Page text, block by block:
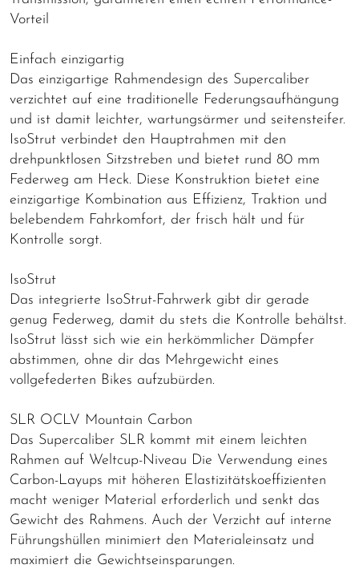
Vorteil
Einfach einzigartig
Das einzigartige Rahmendesign des Supercaliber
verzichtet auf eine traditionelle Federungsaufhängung
und ist damit leichter, wartungsärmer und seitensteifer.
IsoStrut verbindet den Hauptrahmen mit den
drehpunktlosen Sitzstreben und bietet rund 80 mm
Federweg am Heck. Diese Konstruktion bietet eine
einzigartige Kombination aus Effizienz, Traktion und
belebendem Fahrkomfort, der frisch hält und für
Kontrolle sorgt.
IsoStrut
Das integrierte IsoStrut-Fahrwerk gibt dir gerade
genug Federweg, damit du stets die Kontrolle behältst.
IsoStrut lässt sich wie ein herkömmlicher Dämpfer
abstimmen, ohne dir das Mehrgewicht eines
vollgefederten Bikes aufzubürden.
SLR OCLV Mountain Carbon
Das Supercaliber SLR kommt mit einem leichten
Rahmen auf Weltcup-Niveau Die Verwendung eines
Carbon-Layups mit höheren Elastizitätskoeffizienten
macht weniger Material erforderlich und senkt das
Gewicht des Rahmens. Auch der Verzicht auf interne
Führungshüllen minimiert den Materialeinsatz und
maximiert die Gewichtseinsparungen.